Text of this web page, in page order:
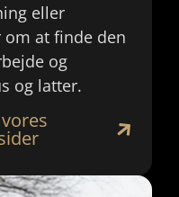
eller
at finde den
og
og latter.